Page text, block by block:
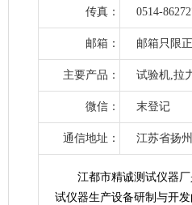
传真： 0514-
邮箱： 邮箱只限
主要产品： 试验机,拉
微信： 末登记
通信地址： 江苏省扬
江都市精诚测试仪器
试仪器生产设备研制与开